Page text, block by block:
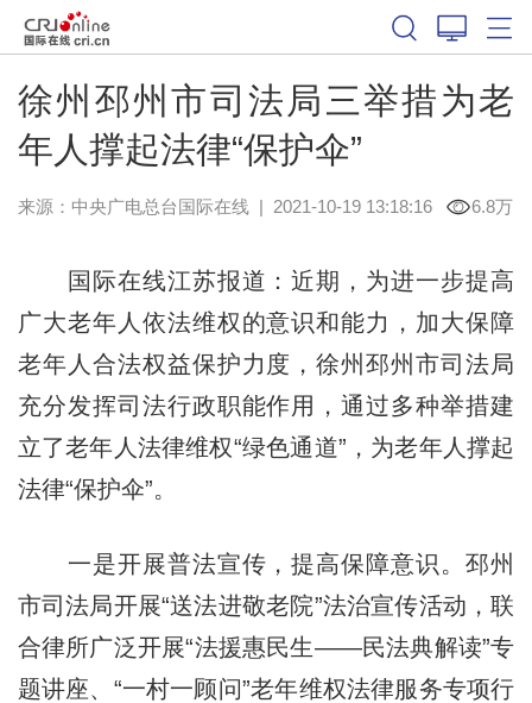
徐州邳州市司法局三举措为老
年人撑起法律“保护伞”
来源：中央广电总台国际在线| 2021-10-19 13:18:16 6.8万
国际在线江苏报道：近期，为进一步提高
广大老年人依法维权的意识和能力，加大保障
老年人合法权益保护力度，徐州邳州市司法局
充分发挥司法行政职能作用，通过多种举措建
立了老年人法律维权“绿色通道”，为老年人撑起
法律“保护伞”。
一是开展普法宣传，提高保障意识。邳州
市司法局开展“送法进敬老院”法治宣传活动，联
合律所广泛开展“法援惠民生——民法典解读”专
题讲座、“一村一顾问”老年维权法律服务专项行